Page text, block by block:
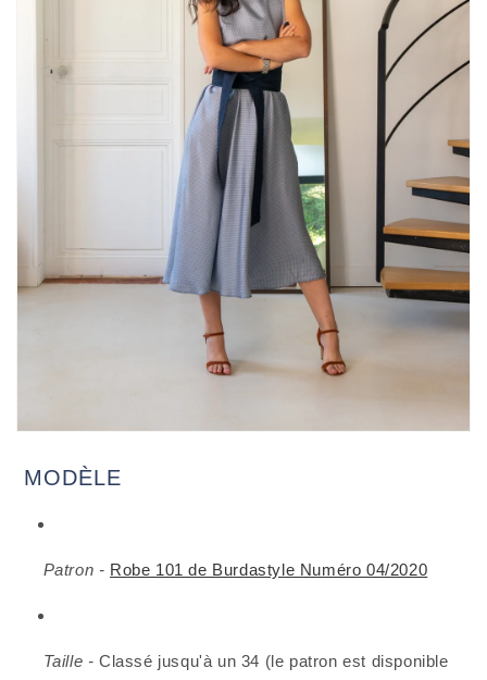
MODÈLE
Patron - Robe 101 de Burdastyle Numéro 04/2020
Taille - Classé jusqu'à un 34 (le patron est disponible